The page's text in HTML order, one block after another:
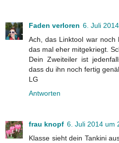
Faden verloren 6. Juli
Ach, das Linktool war
das mal eher mitgekriegt.
Dein Zweiteiler ist
dass du ihn noch fertig
LG
Antworten
frau knopf 6. Juli 2014 um
Klasse sieht dein Tankini